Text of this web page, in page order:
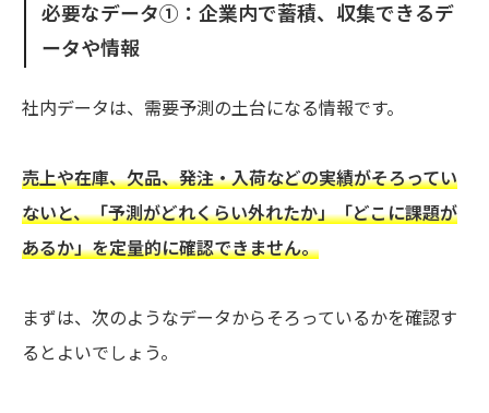
必要なデータ①：企業内で蓄積、収集できるデ
ータや情報
社内データは、需要予測の土台になる情報です。
売上や在庫、欠品、発注・入荷などの実績がそろってい
ないと、「予測がどれくらい外れたか」「どこに課題が
あるか」を定量的に確認できません。
まずは、次のようなデータからそろっているかを確認す
るとよいでしょう。